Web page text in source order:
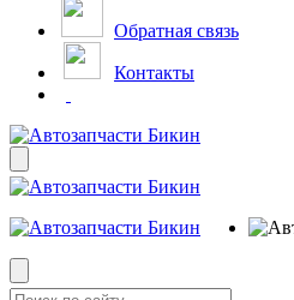
Обратная связь
Контакты